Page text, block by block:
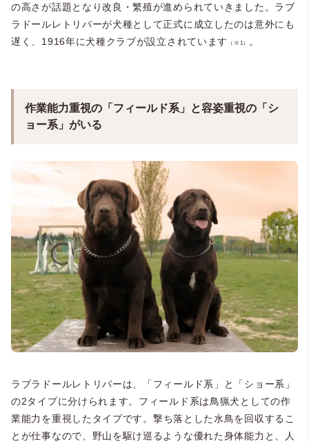
の高さが話題となり改良・繁殖が進められていきました。ラブ
ラドールレトリバーが犬種として正式に成立したのは意外にも
遅く、1916年に犬種クラブが設立されています
（※1） 。
作業能力重視の「フィールド系」と容姿重視の「シ
ョー系」がいる
ラブラドールレトリバーは、「フィールド系」と「ショー系」
の2タイプに分けられます。フィールド系は鳥猟犬としての作
業能力を重視したタイプです。 撃ち落とした水鳥を回収するこ
とが仕事なので、野山を駆け巡るような優れた身体能力と、人